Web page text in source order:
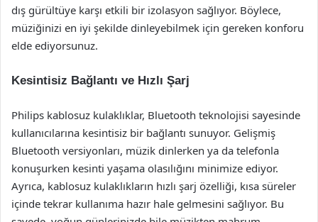
dış gürültüye karşı etkili bir izolasyon sağlıyor. Böylece,
müziğinizi en iyi şekilde dinleyebilmek için gereken konforu
elde ediyorsunuz.
Kesintisiz Bağlantı ve Hızlı Şarj
Philips kablosuz kulaklıklar, Bluetooth teknolojisi sayesinde
kullanıcılarına kesintisiz bir bağlantı sunuyor. Gelişmiş
Bluetooth versiyonları, müzik dinlerken ya da telefonla
konuşurken kesinti yaşama olasılığını minimize ediyor.
Ayrıca, kablosuz kulaklıkların hızlı şarj özelliği, kısa süreler
içinde tekrar kullanıma hazır hale gelmesini sağlıyor. Bu